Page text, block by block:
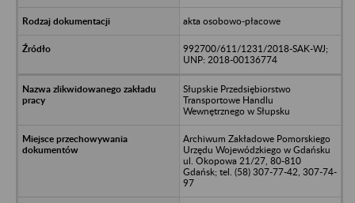
akta osobowo-płacowe
992700/611/1231/2018-SAK-WJ;
UNP: 2018-00136774
Słupskie Przedsiębiorstwo
Transportowe Handlu
Wewnętrznego w Słupsku
Archiwum Zakładowe Pomorskiego
Urzędu Wojewódzkiego w Gdańsku
ul. Okopowa 21/27, 80-810
Gdańsk; tel. (58) 307-77-42, 307-74-
97